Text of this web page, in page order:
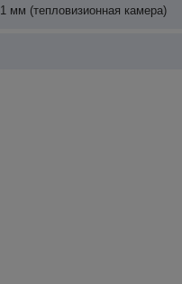
(тепловизионная камера)